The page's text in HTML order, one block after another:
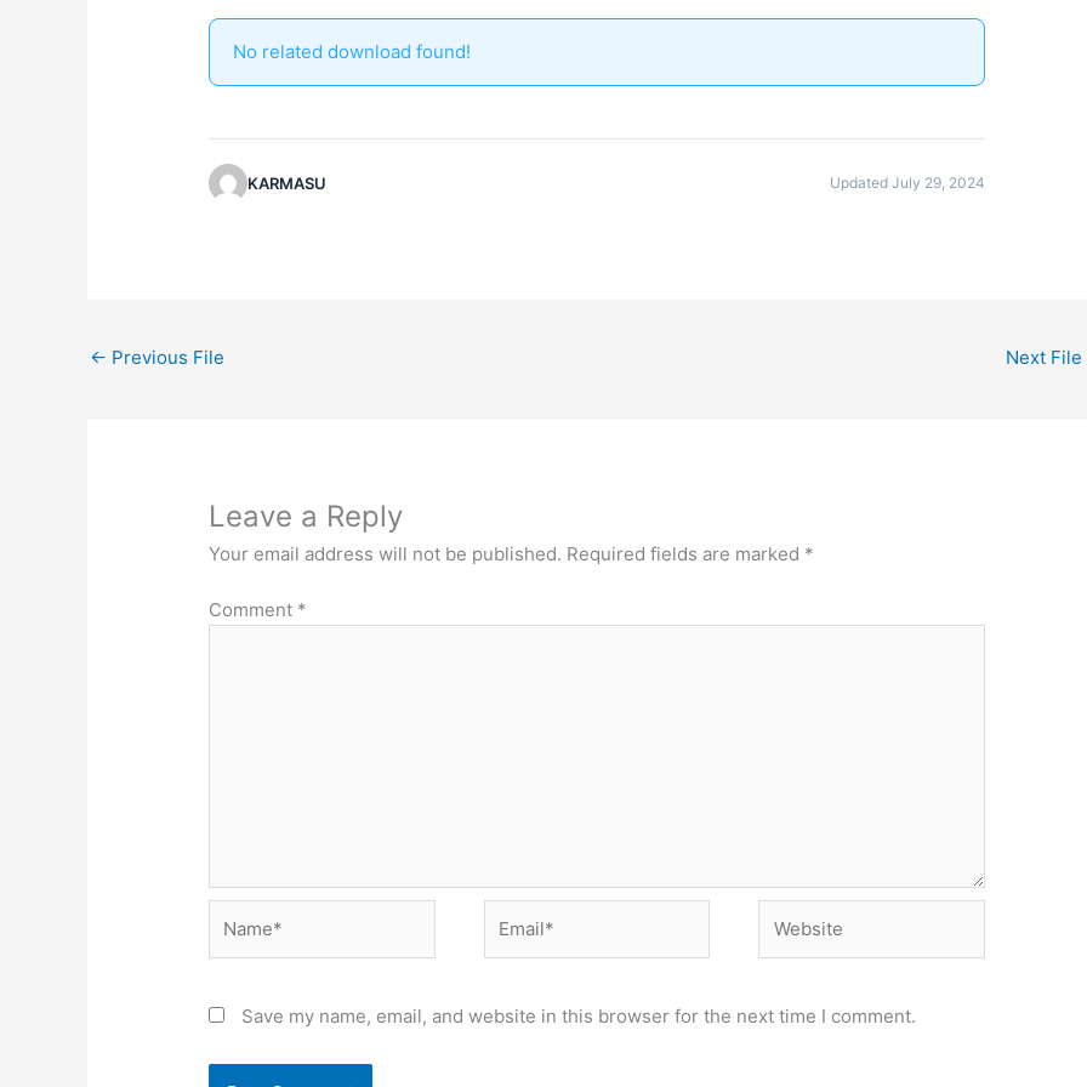
No related download found!
KARMASU Updated July 29, 2024
← Previous File Next File
Leave a Reply
Your email address will not be published. Required fields are marked *
Comment *
Save my name, email, and website in this browser for the next time I comment.